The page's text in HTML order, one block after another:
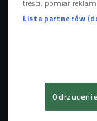
Hubert Miłkowski w
rolach głównych
Miłkowski,
Bohaterowie
treści, pomiar
Lista partnerów